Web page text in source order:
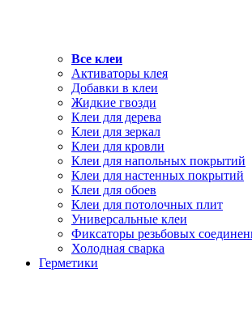
Все клеи
Активаторы клея
Добавки в клеи
Жидкие гвозди
Клеи для дерева
Клеи для зеркал
Клеи для кровли
Клеи для напольных покрытий
Клеи для настенных покрытий
Клеи для обоев
Клеи для потолочных плит
Универсальные клеи
Фиксаторы резьбовых
Холодная сварка
Герметики